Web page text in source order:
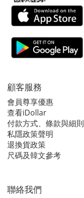
顧客服務
會員尊享優惠
查看iDollar
付款方式、條款與細則
私隱政策聲明
退換貨政策
尺碼及韓文參考
聯絡我們